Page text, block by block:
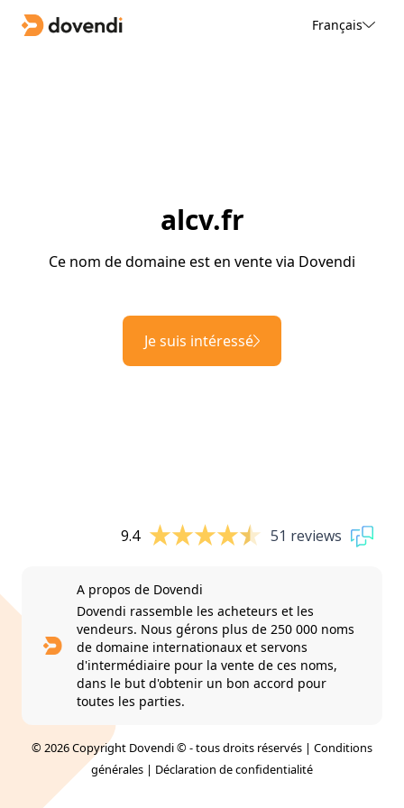
Français
alcv.fr
Ce nom de domaine est en vente via Dovendi
Je suis intéressé
9.4 51 reviews
A propos de Dovendi
Dovendi rassemble les acheteurs et les
vendeurs. Nous gérons plus de 250 000 noms
de domaine internationaux et servons
d'intermédiaire pour la vente de ces noms,
dans le but d'obtenir un bon accord pour
toutes les parties.
© 2026 Copyright Dovendi © - tous droits réservés | Conditions
générales | Déclaration de confidentialité